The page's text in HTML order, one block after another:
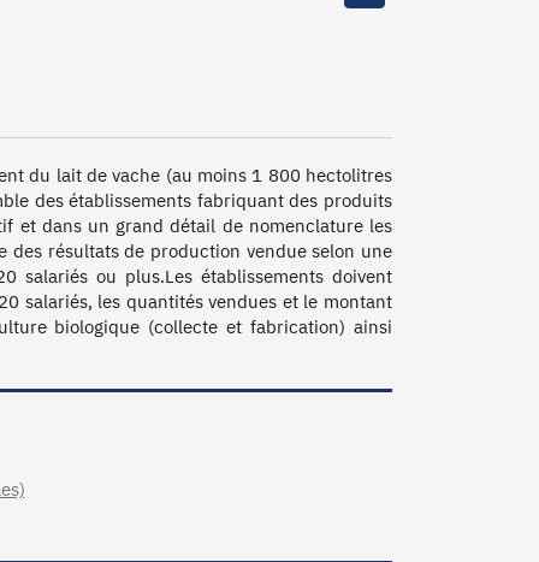
du lait de vache (au moins 1 800 hectolitres
des établissements fabriquant des produits
et dans un grand détail de nomenclature les
résultats de production vendue selon une
salariés ou plus.Les établissements doivent
salariés, les quantités vendues et le montant
biologique (collecte et fabrication) ainsi